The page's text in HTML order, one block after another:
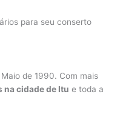
para seu conserto
de 1990. Com mais
na cidade de Itu e toda a